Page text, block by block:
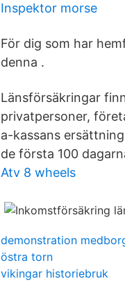
Inspektor morse
För dig som har
denna .
Länsförsäkringar
privatpersoner,
a-kassans
de första 100
Atv 8 wheels
demonstration
östra torn
vikingar historiebruk